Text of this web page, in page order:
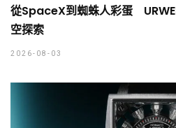
從SpaceX到蜘蛛人彩蛋
空探索
2026-08-03